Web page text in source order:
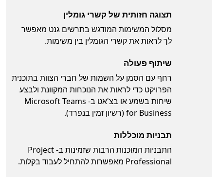
תצוגה חזותית של קשרי גומלין
מסלול המשימות המודגש בתרשים גנט מאפשר
לך לראות את קשרי הגומלין בין משימות.
שיתוף פעולה
רחף עם הסמן על השמות של חברי הצוות בתוכנית
הפרויקט כדי לראות את הנוכחות המקוונת ולבצע
שיחות בשמע או בצ'אט ב- Microsoft Teams
for Business (רשיון זמין בנפרד).
תבניות מוכללות
התבניות המוכנות הרבות שזמינות ב- Project
Professional מאפשרות להתחיל לעבוד בקלות.